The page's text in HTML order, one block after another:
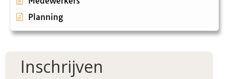
Planning
Inschrijven